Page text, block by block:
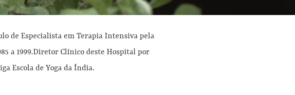
de Especialista em Terapia Intensiva pela
a 1999.Diretor Clínico deste Hospital por
Escola de Yoga da Índia.